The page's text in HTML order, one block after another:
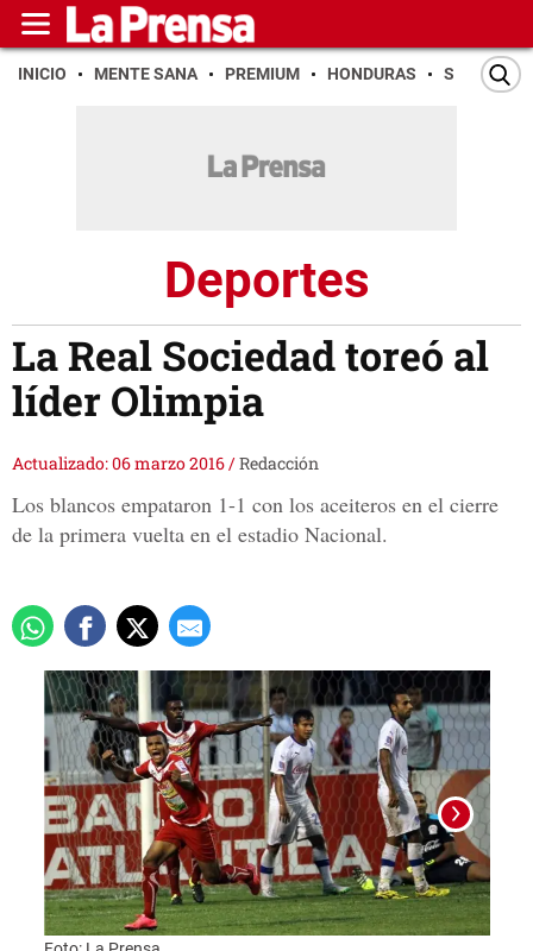
INICIO MENTE SANA PREMIUM HONDURAS SAN PEDRO
Deportes
La Real Sociedad toreó al
líder Olimpia
Actualizado: 06 marzo 2016/Redacción
Los blancos empataron 1-1 con los aceiteros en el cierre
de la primera vuelta en el estadio Nacional.